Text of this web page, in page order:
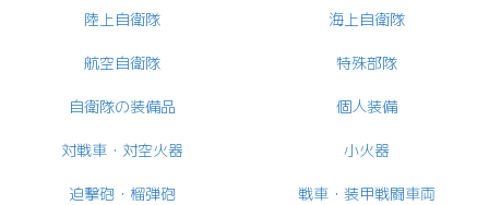
陸上自衛隊 海上自衛隊
航空自衛隊 特殊部隊
自衛隊の装備品 個人装備
対戦車・対空火器 小火器
迫撃砲・榴弾砲 戦車・装甲戦闘車両